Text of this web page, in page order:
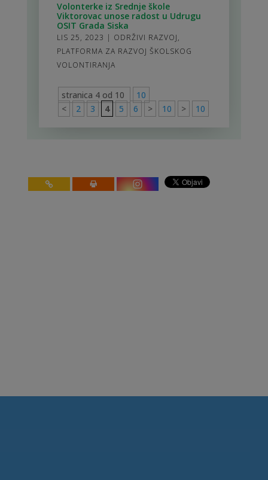
Volonterke iz Srednje škole
Viktorovac unose radost u Udrugu
OSIT Grada Siska
LIS 25, 2023 | ODRŽIVI RAZVOJ,
PLATFORMA ZA RAZVOJ ŠKOLSKOG
VOLONTIRANJA
stranica 4 od 10
10
<
2 3 4 5 6 > 10 > 10